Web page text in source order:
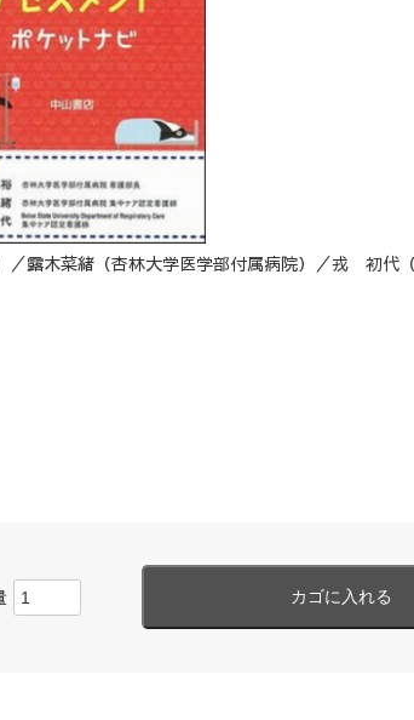
／露木菜緒（杏林大学医学部付属病院）／戎 初